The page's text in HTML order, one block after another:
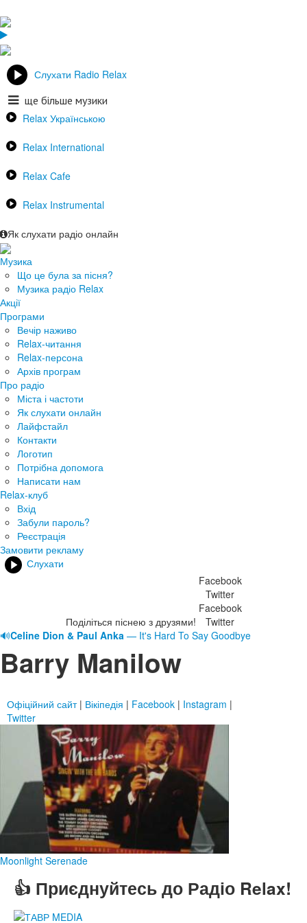
Слухати Radio Relax
ще більше музики
Relax Українською
Relax International
Relax Cafe
Relax Instrumental
Як слухати радіо онлайн
Музика
Що це була за пісня?
Музика радіо Relax
Акції
Програми
Вечір наживо
Relax-читання
Relax-персона
Архів програм
Про радіо
Міста і частоти
Як слухати онлайн
Лайфстайл
Контакти
Логотип
Потрібна допомога
Написати нам
Relax-клуб
Вхід
Забули пароль?
Реєстрація
Замовити рекламу
Слухати
Поділіться піснею з друзями!
Facebook
Twitter
Facebook
Twitter
🔊Celine Dion & Paul Anka — It's Hard To Say Goodbye
Barry Manilow
Офіційний сайт| Вікіпедія | Facebook | Instagram |
Twitter
Moonlight Serenade
👍 Приєднуйтесь до Радіо Relax!